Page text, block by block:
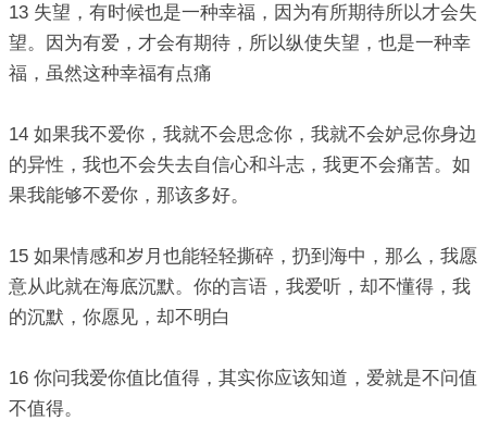
13 失望，有时候也是一种幸福，因为有所期待所以才会失
望。因为有爱，才会有期待，所以纵使失望，也是一种幸
福，虽然这种幸福有点痛
14 如果我不爱你，我就不会思念你，我就不会妒忌你身边
的异性，我也不会失去自信心和斗志，我更不会痛苦。如
果我能够不爱你，那该多好。
15 如果情感和岁月也能轻轻撕碎，扔到海中，那么，我愿
意从此就在海底沉默。你的言语，我爱听，却不懂得，我
的沉默，你愿见，却不明白
16 你问我爱你值比值得，其实你应该知道，爱就是不问值
不值得。